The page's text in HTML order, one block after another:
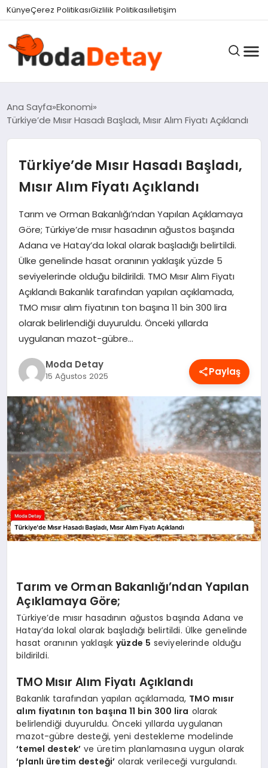
KünyeÇerez PolitikasıGizlilik Politikasıİletişim
GÜNDEM
EĞITIM
MAGAZIN
SAĞLIK
SPOR
TEKNOLOJI
YAŞAM
Ana Sayfa Ekonomi
Türkiye’de Mısır Hasadı Başladı, Mısır Alım Fiyatı Açıklandı
Türkiye’de Mısır Hasadı Başladı,
Mısır Alım Fiyatı Açıklandı
Tarım ve Orman Bakanlığı’ndan Yapılan Açıklamaya
Göre; Türkiye’de mısır hasadının ağustos başında
Adana ve Hatay’da lokal olarak başladığı belirtildi.
Ülke genelinde hasat oranının yaklaşık yüzde 5
seviyelerinde olduğu bildirildi. TMO Mısır Alım Fiyatı
Açıklandı Bakanlık tarafından yapılan açıklamada,
TMO mısır alım fiyatının ton başına 11 bin 300 lira
olarak belirlendiği duyuruldu. Önceki yıllarda
uygulanan mazot-gübre…
Moda Detay
15 Ağustos 2025 Paylaş
Tarım ve Orman Bakanlığı’ndan Yapılan
Açıklamaya Göre;
Türkiye’de mısır hasadının ağustos başında Adana ve
Hatay’da lokal olarak başladığı belirtildi. Ülke genelinde
hasat oranının yaklaşıkyüzde 5 seviyelerinde olduğu
bildirildi.
TMO Mısır Alım Fiyatı Açıklandı
Bakanlık tarafından yapılan açıklamada, TMO mısır
alım fiyatının ton başına 11 bin 300 lira olarak
belirlendiği duyuruldu. Önceki yıllarda uygulanan
mazot-gübre desteği, yeni destekleme modelinde
‘temel destek’ ve üretim planlamasına uygun olarak
‘planlı üretim desteği’ olarak verileceği vurgulandı.